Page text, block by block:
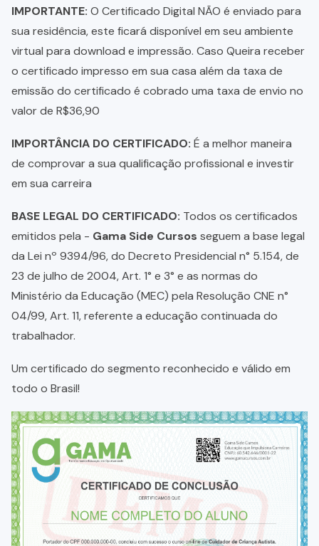
IMPORTANTE: O Certificado Digital NÃO é enviado para
sua residência, este ficará disponível em seu ambiente
virtual para download e impressão. Caso Queira receber
o certificado impresso em sua casa além da taxa de
emissão do certificado é cobrado uma taxa de envio no
valor de R$36,90
IMPORTÂNCIA DO CERTIFICADO: É a melhor maneira
de comprovar a sua qualificação profissional e investir
em sua carreira
BASE LEGAL DO CERTIFICADO: Todos os certificados
emitidos pela - Gama Side Cursos seguem a base legal
da Lei nº 9394/96, do Decreto Presidencial n° 5.154, de
23 de julho de 2004, Art. 1° e 3° e as normas do
Ministério da Educação (MEC) pela Resolução CNE n°
04/99, Art. 11, referente a educação continuada do
trabalhador.
Um certificado do segmento reconhecido e válido em
todo o Brasil!